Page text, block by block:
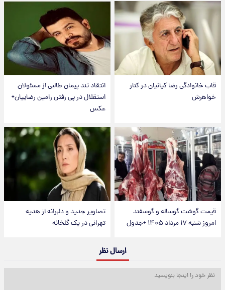
قاب خانوادگی رضا کیانیان در کنار
خواهرش
انتقاد تند پیمان طالبی از مسئولان
استقلال در پی رفتن رامین رضاییان+
عکس
قیمت گوشت گوساله و گوسفند
امروز شنبه ۱۷ مرداد ۱۴۰۵ +جدول
تصاویر جدید و دلبرانه از هدیه
تهرانی در یک گلخانه
ارسال نظر